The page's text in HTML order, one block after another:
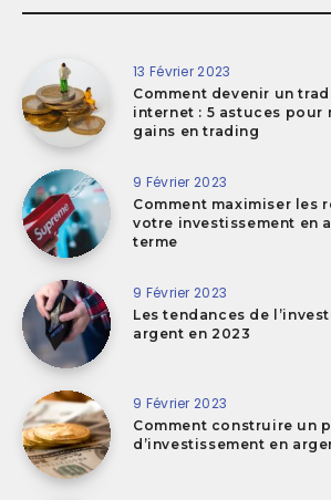
13 Février 2023
Comment devenir un
internet : 5 astuces pour
gains en trading
9 Février 2023
Comment maximiser les
votre investissement en
terme
9 Février 2023
Les tendances de
argent en 2023
9 Février 2023
Comment construire un
d’investissement en